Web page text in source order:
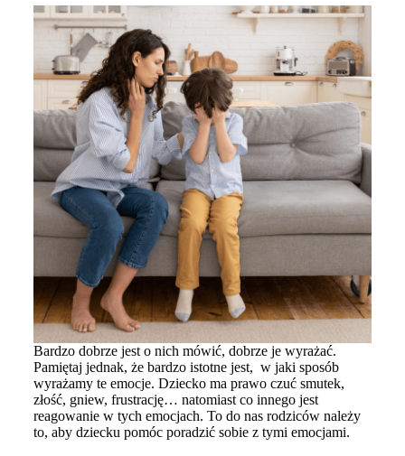
Bardzo dobrze jest o nich mówić, dobrze je wyrażać.
Pamiętaj jednak, że bardzo istotne jest, w jaki sposób
wyrażamy te emocje. Dziecko ma prawo czuć smutek,
złość, gniew, frustrację… natomiast co innego jest
reagowanie w tych emocjach. To do nas rodziców należy
to, aby dziecku pomóc poradzić sobie z tymi emocjami.